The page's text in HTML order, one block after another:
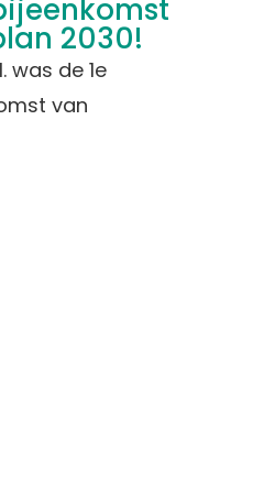
2030!
was de 1e
van